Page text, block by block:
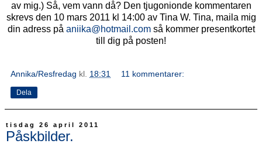
av mig.) Så, vem vann då? Den tjugonionde kommentaren
skrevs den 10 mars 2011 kl 14:00 av Tina W. Tina, maila mig
din adress på aniika@hotmail.comså kommer presentkortet
till dig på posten!
Annika/Resfredag kl. 18:31 11 kommentarer:
Dela
tisdag 26 april 2011
Påskbilder.